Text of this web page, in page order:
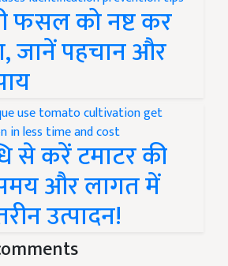
फसल को नष्ट कर
जानें पहचान और
से करें टमाटर की
और लागत में
उत्पादन!